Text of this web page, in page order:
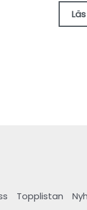
Topplistan